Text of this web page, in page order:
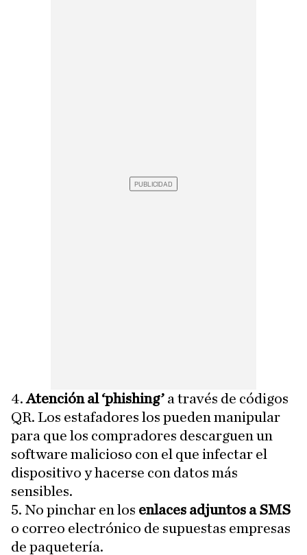
4.Atención al ‘phishing’ a través de códigos
QR. Los estafadores los pueden manipular
para que los compradores descarguen un
software malicioso con el que infectar el
dispositivo y hacerse con datos más
sensibles.
5. No pinchar en los enlaces adjuntos a SMS
o correo electrónico de supuestas empresas
de paquetería.